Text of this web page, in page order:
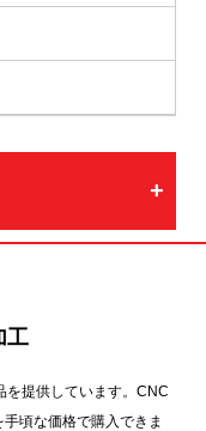
工
提供しています。CNC
頃な価格で購入できま